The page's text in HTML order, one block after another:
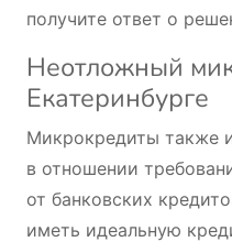
получите ответ о
Неотложный
Екатеринбурге
Микрокредиты также
в отношении
от банковских
иметь идеальную